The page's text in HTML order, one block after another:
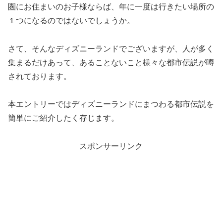
圏にお住まいのお子様ならば、年に一度は行きたい場所の
１つになるのではないでしょうか。
さて、そんなディズニーランドでございますが、人が多く
集まるだけあって、あることないこと様々な都市伝説が噂
されております。
本エントリーではディズニーランドにまつわる都市伝説を
簡単にご紹介したく存じます。
スポンサーリンク